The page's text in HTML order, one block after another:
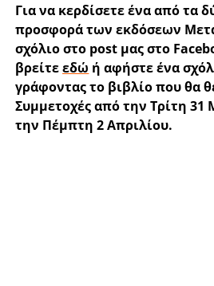
Για να κερδίσετε ένα από τα
προσφορά των εκδόσεων
σχόλιο στο post μας στο
βρείτεεδώ ή αφήστε ένα
γράφοντας το βιβλίο που θα
Συμμετοχές από την Τρίτη 31
την Πέμπτη 2 Απριλίου.